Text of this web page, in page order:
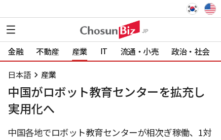
金融 不動産 産業 IT 流通・小売 政治・社会
日本語 産業
中国がロボット教育センターを拡充し
実用化へ
中国各地でロボット教育センターが相次ぎ稼働、1対